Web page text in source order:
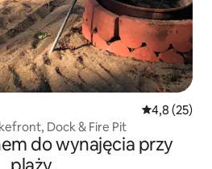
Średnia
4,8 (25)
Dock & Fire Pit
do wynajęcia przy